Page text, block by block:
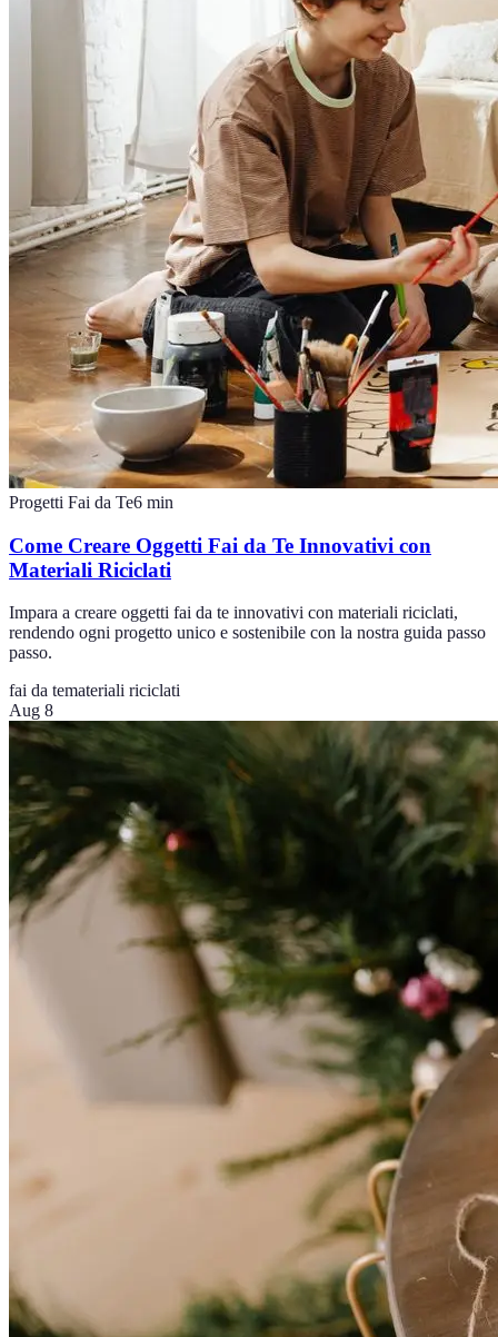
Progetti Fai da Te6 min
Come Creare Oggetti Fai da Te Innovativi con
Materiali Riciclati
Impara a creare oggetti fai da te innovativi con materiali riciclati,
rendendo ogni progetto unico e sostenibile con la nostra guida passo
passo.
fai da temateriali riciclati
Aug 8